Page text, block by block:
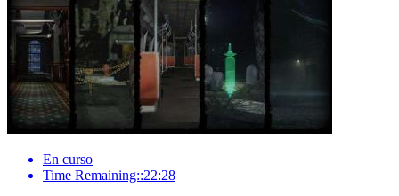
En curso
Time Remaining::22:28